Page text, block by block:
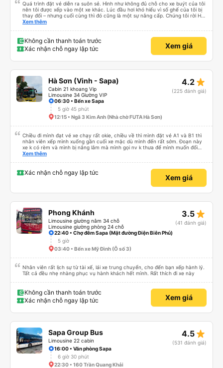
Quá trình đặt vé diễn ra suôn sẻ. Hình như không đủ chỗ cho xe buýt của tôi
nên tôi được xếp vào một xe khác. Lúc đầu hơi khó hiểu vì số ghế của tôi bị
thay đổi – nhưng cuối cùng thì đó cũng là một sự nâng cấp. Chúng tôi rời Hà
Nội lúc 10 giờ tối, dừng hai lần và đến Saa lúc 5 giờ sáng. Tài xế hơi thô lỗ
Xem thêm
Không cần thanh toán trước
Xác nhận chỗ ngay lập tức
Xem giá
Hà Sơn (Vinh - Sapa)
Cabin 21 khoang Vip
Limousine 34 Giường VIP
4.2 star_rate
(225 đánh giá)
06:30 • Bến xe Sapa
5 giờ 45 phút
12:15 • Ngã 3 Kim Anh (Nhà chờ FUTA Hà Sơn)
Chiều đi mình đạt vé xe chạy rất okie, chiều về thì mình đặt vé A1 và B1 thì
nhân viên xếp mình xuống gần cuối xe mặc dù mình đến rất sớm. Đoạn này
xe k có rèm và mình bị nắng lắm mà mình gọi nv k thưa để mình muốn đổi
chỗ. Đến Hà Nội mình chuyển sang xe khác cũng của hãng này đi rất thích,
Xem thêm
Xác nhận chỗ ngay lập tức
Xem giá
Phong Khánh
Limousine giường nằm 34 chỗ
Limousine giường phòng 24 chỗ
3.5 star_rate
(41 đánh giá)
22:40 • Chợ đêm Sapa (Mặt đường Điện Biên Phủ)
5 giờ
03:40 • Bến xe Mỹ Đình (Ô số 3)
Nhân viên rất lịch sự từ tài xế, lái xe trung chuyển, cho đến bạn xếp hành lý.
Tất cả đều nhẹ nhàng phục vụ hành khách hết mình. Rất thích đi xe này
Không cần thanh toán trước
Xác nhận chỗ ngay lập tức
Xem giá
Sapa Group Bus
Limousine 22 cabin
4.5 star_rate
(531 đánh giá)
16:00 • Văn phòng Sapa
6 giờ 30 phút
22:30 • 160 Trần Quang Khải